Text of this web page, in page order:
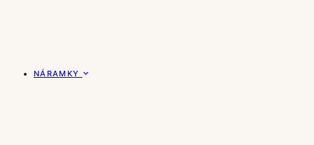
NÁRAMKY